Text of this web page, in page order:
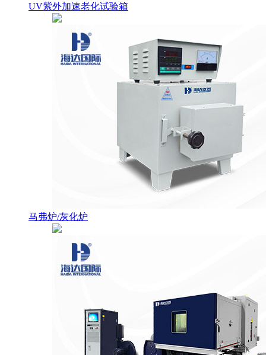
UV紫外加速老化试验箱
马弗炉/灰化炉